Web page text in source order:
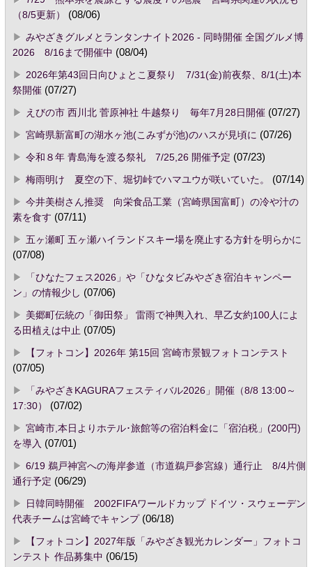
（8/5更新）
(08/06)
みやざきグルメとランタンナイト2026 - 同時開催 全国グルメ博
2026 8/16まで開催中 (08/04)
2026年第43回日向ひょとこ夏祭り 7/31(金)前夜祭、8/1(土)本
祭開催(07/27)
えびの市 西川北 菅原神社 牛越祭り 毎年7月28日開催(07/27)
宮崎県新富町の湖水ヶ池(こみずが池)のハスが見頃に (07/26)
令和８年 青島海を渡る祭礼 7/25,26 開催予定 (07/23)
梅雨明け 夏空の下、堀切峠でハマユウが咲いていた。
(07/14)
今井美樹さん推奨 向栄食品工業（宮崎県国富町）の冷や汁の
素を食す (07/11)
五ヶ瀬町 五ヶ瀬ハイランドスキー場を廃止する方針を明らかに
(07/08)
「ひなたフェス2026」や「ひなタビみやざき宿泊キャンペー
ン」の情報少し (07/06)
美郷町伝統の「御田祭」 雷雨で神輿入れ、早乙女約100人によ
る田植えは中止 (07/05)
【フォトコン】2026年 第15回 宮崎市景観フォトコンテスト
(07/05)
「みやざきKAGURAフェスティバル2026」開催（8/8 13:00～
17:30）
(07/02)
宮崎市,本日よりホテル･旅館等の宿泊料金に「宿泊税」(200円)
を導入 (07/01)
6/19 鵜戸神宮への海岸参道（市道鵜戸参宮線）通行止 8/4片側
通行予定 (06/29)
日韓同時開催 2002FIFAワールドカップ ドイツ・スウェーデン
代表チームは宮崎でキャンプ(06/18)
【フォトコン】2027年版「みやざき観光カレンダー」フォトコ
ンテスト 作品募集中 (06/15)